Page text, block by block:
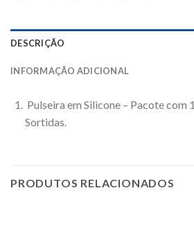
DESCRIÇÃO
INFORMAÇÃO ADICIONAL
Pulseira em Silicone – Pacote com
Sortidas.
PRODUTOS RELACIONADOS